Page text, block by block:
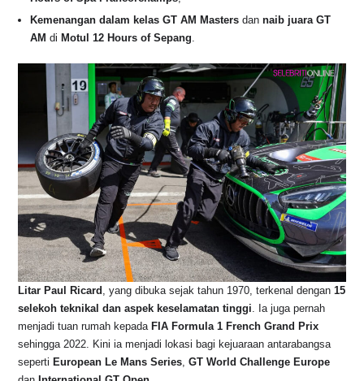
Kemenangan dalam kelas GT AM Masters dannaib juara GT
AM di Motul 12 Hours of Sepang.
Litar Paul Ricard , yang dibuka sejak tahun 1970, terkenal dengan15
selekoh teknikal dan aspek keselamatan tinggi. Ia juga pernah
menjadi tuan rumah kepada FIA Formula 1 French Grand Prix
sehingga 2022. Kini ia menjadi lokasi bagi kejuaraan antarabangsa
seperti European Le Mans Series,GT World Challenge Europe